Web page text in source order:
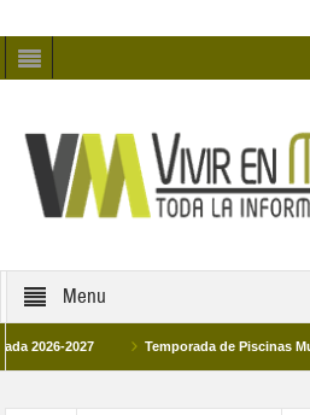
Menu
2027 Temporada de Piscinas